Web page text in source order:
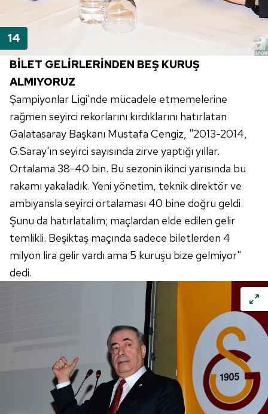
BİLET GELİRLERİNDEN BEŞ KURUŞ
ALMIYORUZ
Şampiyonlar Ligi'nde mücadele etmemelerine
rağmen seyirci rekorlarını kırdıklarını hatırlatan
Galatasaray Başkanı Mustafa Cengiz, "2013-2014,
G.Saray'ın seyirci sayısında zirve yaptığı yıllar.
Ortalama 38-40 bin. Bu sezonin ikinci yarısında bu
rakamı yakaladık. Yeni yönetim, teknik direktör ve
ambiyansla seyirci ortalaması 40 bine doğru geldi.
Şunu da hatırlatalım; maçlardan elde edilen gelir
temlikli. Beşiktaş maçında sadece biletlerden 4
milyon lira gelir vardı ama 5 kuruşu bize gelmiyor"
dedi.